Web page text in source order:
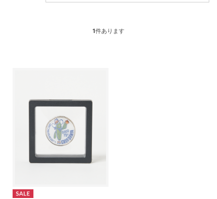
1件あります